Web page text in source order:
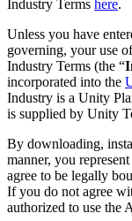
LiveOps
Insights pós-
Amplie
Aquisição de usuários
Seja descoberto e
In-App Purchase
Gerencie as IAP em
consumidor).
Varejo
Transformar
Automotivo
Impulsione a
Veja todas as
Insights
Estudos de caso
Histórias de sucesso
Guias de melhores
Dicas e truques de
Demonstrações
Demonstrações,
Todos os recursos
Novidades
Junte-se a
Prêmios Unity
Celebrando
Tutoriais
Dicas práticas e
Educação
Para estudantes
Impulsione sua
Para educadores
Impulsione seu ensino
Concessão de
Industry Terms here.
Unless you have
governing, your use
Industry Terms (the “
incorporated into the
Industry is a Unity
is supplied by Unity
By downloading,
manner, you
agree to be legally
If you do not agree
authorized to use the